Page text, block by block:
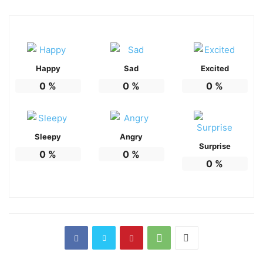
Happy
0 %
Sad
0 %
Excited
0 %
Sleepy
0 %
Angry
0 %
Surprise
0 %